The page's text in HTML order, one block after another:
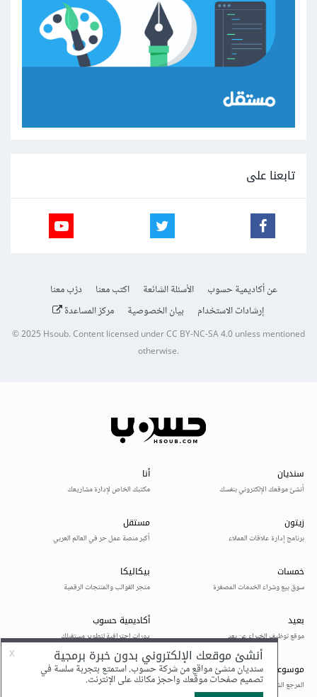
تابعنا على
عن أكاديمية حسوب الأسئلة الشائعة اكتب معنا
درّب معنا
إرشادات الاستخدام
بيان الخصوصية مركز المساعدة
© 2025Hsoub.Content licensed underCC BY-NC-SA 4.0unless mentioned
otherwise.